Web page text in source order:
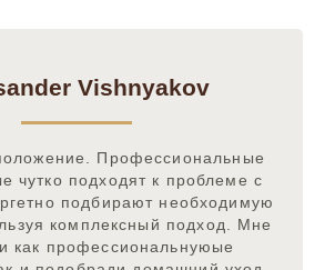
Vishnyakov
Профессиональные
чутко подходят к проблеме с
подбирают необходимую
комплексный подход. Мне
как профессиональнуюые